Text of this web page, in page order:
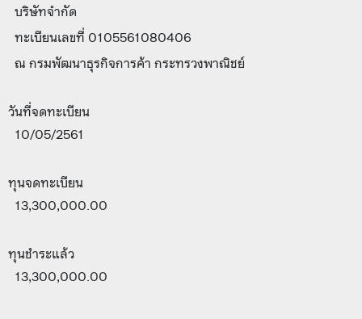
บริษัทจำกัด
ทะเบียนเลขที่ 0105561080406
ณ กรมพัฒนาธุรกิจการค้า กระทรวงพาณิชย์
วันที่จดทะเบียน
10/05/2561
ทุนจดทะเบียน
13,300,000.00
ทุนชำระแล้ว
13,300,000.00